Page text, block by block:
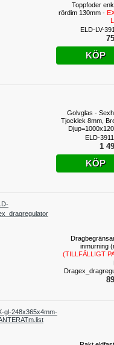
Toppfoder
rördim 130mm -
ELD-LV-
KÖP
Golvglas -
Tjocklek 8mm,
(TILLFÄLLIGT
ELD-
1
KÖP
inmurning
(TILLFÄLLIGT